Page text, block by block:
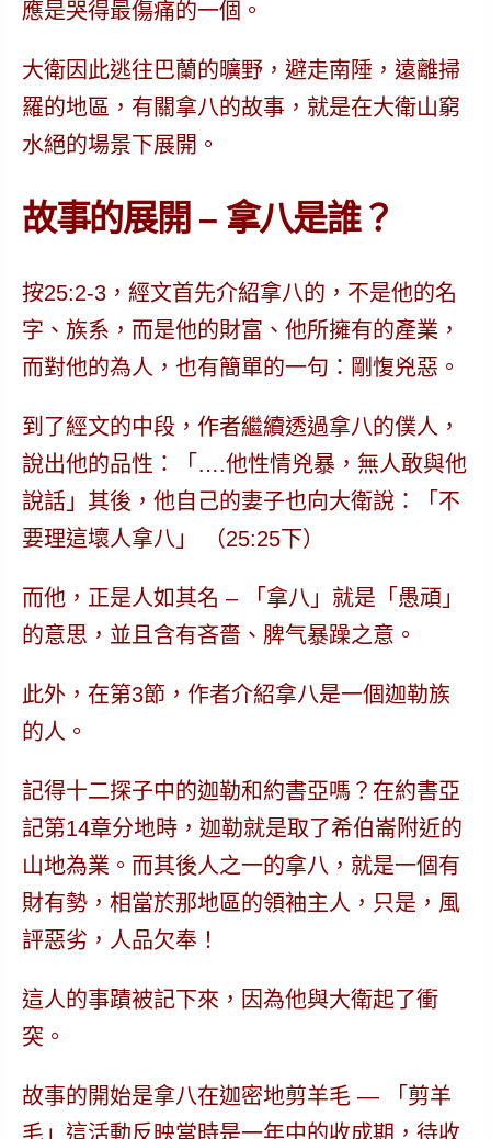
應是哭得最傷痛的一個。
大衛因此逃往巴蘭的曠野，避走南陲，遠離掃
羅的地區，有關拿八的故事，就是在大衛山窮
水絕的場景下展開。
故事的展開 – 拿八是誰？
按25:2-3，經文首先介紹拿八的，不是他的名
字、族系，而是他的財富、他所擁有的產業，
而對他的為人，也有簡單的一句： 剛愎兇惡 。
到了經文的中段，作者繼續透過拿八的僕人，
說出他的品性：「….他性情兇暴，無人敢與他
說話」其後，他自己的妻子也向大衛說：「不
要理這壞人拿八」 （25:25下）
而他，正是人如其名 – 「拿八」就是「 愚頑 」
的意思，並且含有吝嗇、脾气暴躁之意。
此外，在第3節，作者介紹拿八是一個迦勒族
的人。
記得十二探子中的迦勒和約書亞嗎？在約書亞
記第14章分地時，迦勒就是取了希伯崙附近的
山地為業。而其後人之一的拿八，就是一個有
財有勢，相當於那地區的領袖主人，只是，風
評惡劣，人品欠奉！
這人的事蹟被記下來，因為他與大衛起了衝
突。
故事的開始是拿八在迦密地剪羊毛 — 「剪羊
毛」這活動反映當時是一年中的收成期，待收